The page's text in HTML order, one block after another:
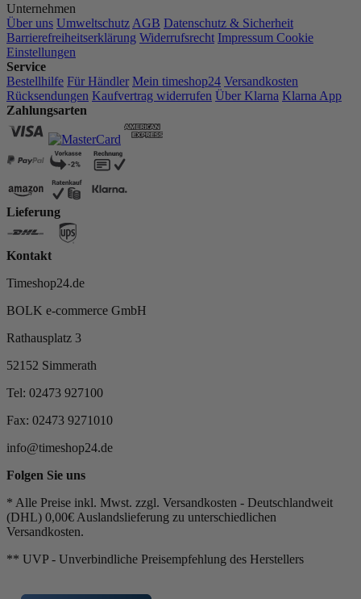
Unternehmen
Über uns Umweltschutz AGB Datenschutz & Sicherheit
Barrierefreiheitserklärung Widerrufsrecht Impressum Cookie
Einstellungen
Service
Bestellhilfe Für Händler Mein timeshop24 Versandkosten
Rücksendungen Kaufvertrag widerrufen Über Klarna Klarna App
Zahlungsarten
Lieferung
Kontakt
Timeshop24.de
BOLK e-commerce GmbH
Rathausplatz 3
52152 Simmerath
Tel: 02473 927100
Fax: 02473 9271010
info@timeshop24.de
Folgen Sie uns
* Alle Preise inkl. Mwst. zzgl. Versandkosten - Deutschlandweit
(DHL) 0,00€ Auslandslieferung zu unterschiedlichen
Versandkosten.
** UVP - Unverbindliche Preisempfehlung des Herstellers